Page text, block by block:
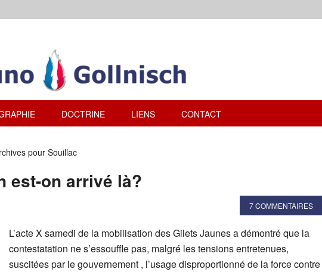
DOCTRINE LIENS CONTACT
pour Souillac
est-on arrivé là?
7 COMMENTAIRES
L’acte X samedi de la mobilisation des Gilets Jaunes a démontré que la
contestatation ne s’essouffle pas, malgré les tensions entretenues,
suscitées par le gouvernement , l’usage disproportionné de la force contre